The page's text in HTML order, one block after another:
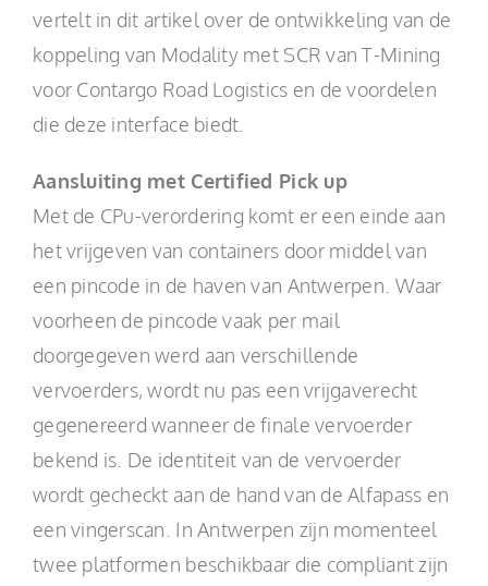
vertelt in dit artikel over de ontwikkeling van de
koppeling van Modality met SCR van T-Mining
voor Contargo Road Logistics en de voordelen
die deze interface biedt.
Aansluiting met Certified Pick up
Met de CPu-verordering komt er een einde aan
het vrijgeven van containers door middel van
een pincode in de haven van Antwerpen. Waar
voorheen de pincode vaak per mail
doorgegeven werd aan verschillende
vervoerders, wordt nu pas een vrijgaverecht
gegenereerd wanneer de finale vervoerder
bekend is. De identiteit van de vervoerder
wordt gecheckt aan de hand van de Alfapass en
een vingerscan. In Antwerpen zijn momenteel
twee platformen beschikbaar die compliant zijn